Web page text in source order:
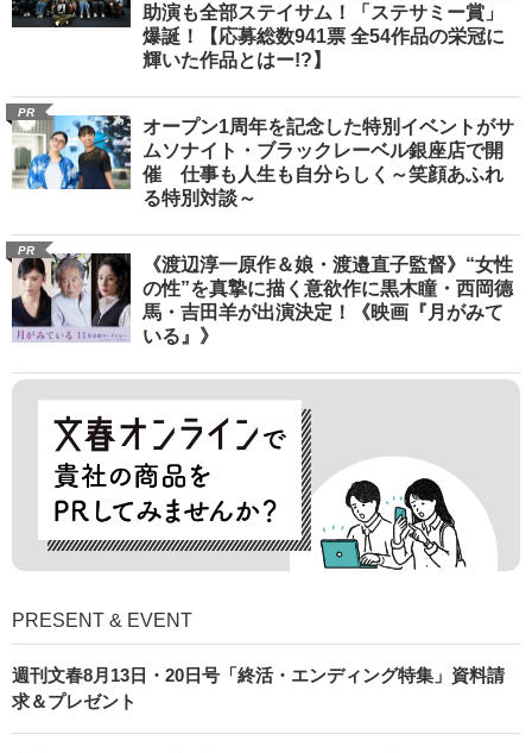
助演も全部ステイサム！「ステサミー賞」
爆誕！【応募総数941票 全54作品の栄冠に
輝いた作品とはー!?】
PR
オープン1周年を記念した特別イベントがサ
ムソナイト・ブラックレーベル銀座店で開
催 仕事も人生も自分らしく～笑顔あふれ
る特別対談～
PR
《渡辺淳一原作＆娘・渡邉直子監督》“女性
の性”を真摯に描く意欲作に黒木瞳・西岡德
馬・吉田羊が出演決定！《映画『月がみて
いる』》
PRESENT & EVENT
週刊文春8月13日・20日号「終活・エンディング特集」資料請
求＆プレゼント